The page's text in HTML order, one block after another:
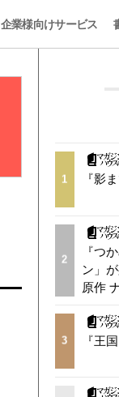
企業様向けサービス
1 『影
2
『つ
ン」
原作
3 『王